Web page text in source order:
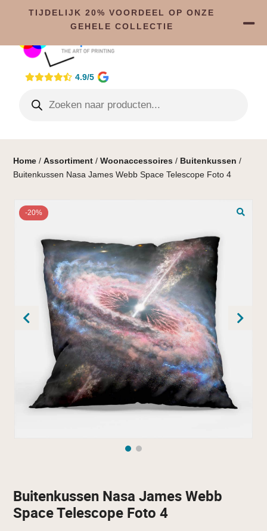
4.9/5
Home /Assortiment /Woonaccessoires / Buitenkussen /
Buitenkussen Nasa James Webb Space Telescope Foto 4
-20%
Buitenkussen Nasa James Webb
Space Telescope Foto 4
TIJDELIJK 20% VOORDEEL OP ONZE
GEHELE COLLECTIE